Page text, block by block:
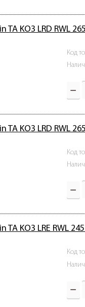
TA KO3 LRD RWL
Код
TA KO3 LRD RWL
Код
TA KO3 LRE RWL
Код